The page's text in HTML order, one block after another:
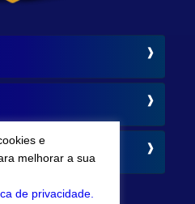
e
melhorar a sua
de privacidade.